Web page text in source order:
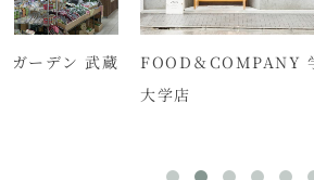
ガーデン 武蔵
FOOD＆COMPANY
大学店